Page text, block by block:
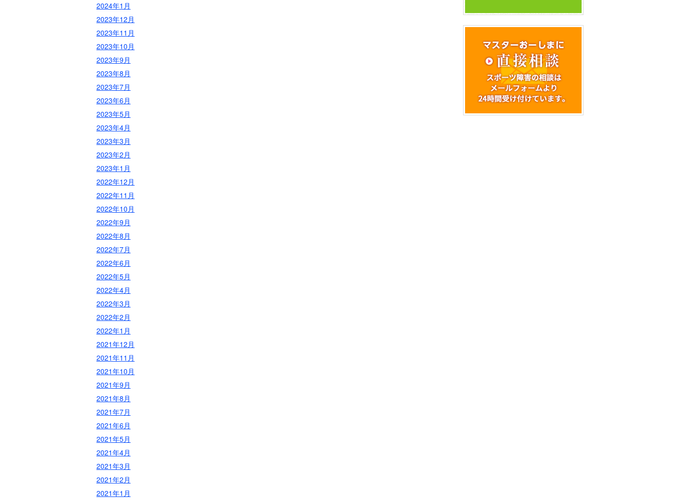
2024年1月
2023年12月
2023年11月
2023年10月
2023年9月
2023年8月
2023年7月
2023年6月
2023年5月
2023年4月
2023年3月
2023年2月
2023年1月
2022年12月
2022年11月
2022年10月
2022年9月
2022年8月
2022年7月
2022年6月
2022年5月
2022年4月
2022年3月
2022年2月
2022年1月
2021年12月
2021年11月
2021年10月
2021年9月
2021年8月
2021年7月
2021年6月
2021年5月
2021年4月
2021年3月
2021年2月
2021年1月